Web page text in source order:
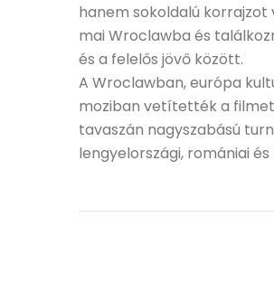
hanem sokoldalú
mai Wroclawba és
és a felelős jövő között.
A Wroclawban, európa
moziban vetítették a
tavaszán nagyszabású
lengyelországi, romániai